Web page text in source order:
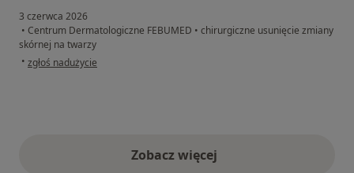
3 czerwca 2026
• Centrum Dermatologiczne FEBUMED • chirurgiczne usunięcie zmiany
skórnej na twarzy
• w opinii użytkownika Nurhon
zgłoś nadużycie
Zobacz więcejopinie powyżej